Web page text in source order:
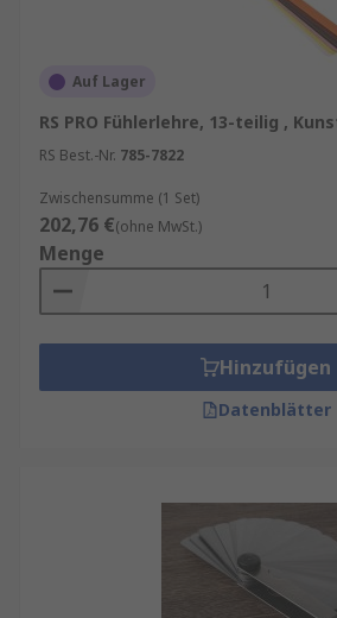
Auf Lager
RS PRO Fühlerlehre, 13-teilig ,
RS Best.-Nr. 785-7822
Zwischensumme (1 Set)
202,76 €(ohne MwSt.)
Menge
Hinzufügen
Datenblätter